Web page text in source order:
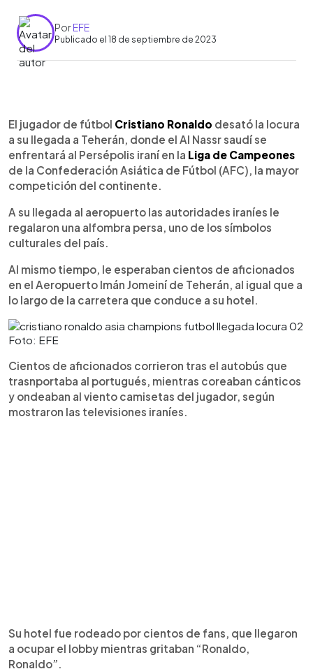
PorEFE
Publicado el 18 de septiembre de 2023
► Escuchar artículo
El jugador de fútbol Cristiano Ronaldo desató la locura
a su llegada a Teherán, donde el Al Nassr saudí se
enfrentará al Persépolis iraní en la Liga de Campeones
de la Confederación Asiática de Fútbol (AFC), la mayor
competición del continente.
A su llegada al aeropuerto las autoridades iraníes le
regalaron una alfombra persa, uno de los símbolos
culturales del país.
Al mismo tiempo, le esperaban cientos de aficionados
en el Aeropuerto Imán Jomeiní de Teherán, al igual que a
lo largo de la carretera que conduce a su hotel.
Foto: EFE
Cientos de aficionados corrieron tras el autobús que
trasnportaba al portugués, mientras coreaban cánticos
y ondeaban al viento camisetas del jugador, según
mostraron las televisiones iraníes.
Su hotel fue rodeado por cientos de fans, que llegaron
a ocupar el lobby mientras gritaban “Ronaldo,
Ronaldo”.